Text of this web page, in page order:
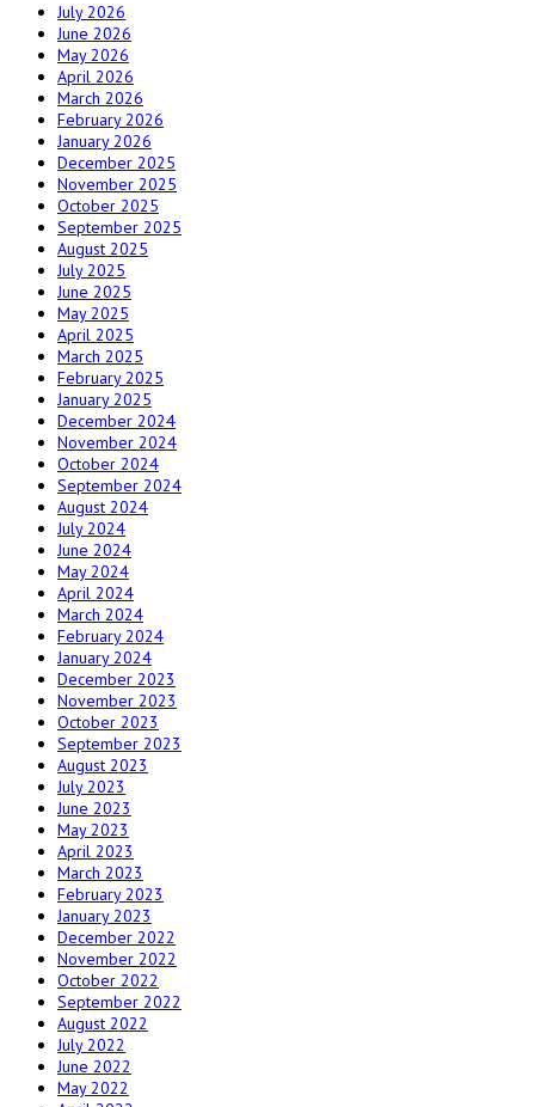
July 2026
June 2026
May 2026
April 2026
March 2026
February 2026
January 2026
December 2025
November 2025
October 2025
September 2025
August 2025
July 2025
June 2025
May 2025
April 2025
March 2025
February 2025
January 2025
December 2024
November 2024
October 2024
September 2024
August 2024
July 2024
June 2024
May 2024
April 2024
March 2024
February 2024
January 2024
December 2023
November 2023
October 2023
September 2023
August 2023
July 2023
June 2023
May 2023
April 2023
March 2023
February 2023
January 2023
December 2022
November 2022
October 2022
September 2022
August 2022
July 2022
June 2022
May 2022